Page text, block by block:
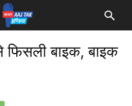
बाइक, बाइक